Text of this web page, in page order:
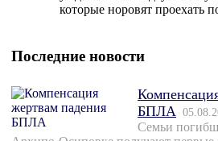
которые норовят проехать
Последние новости
БПЛА
Семьи